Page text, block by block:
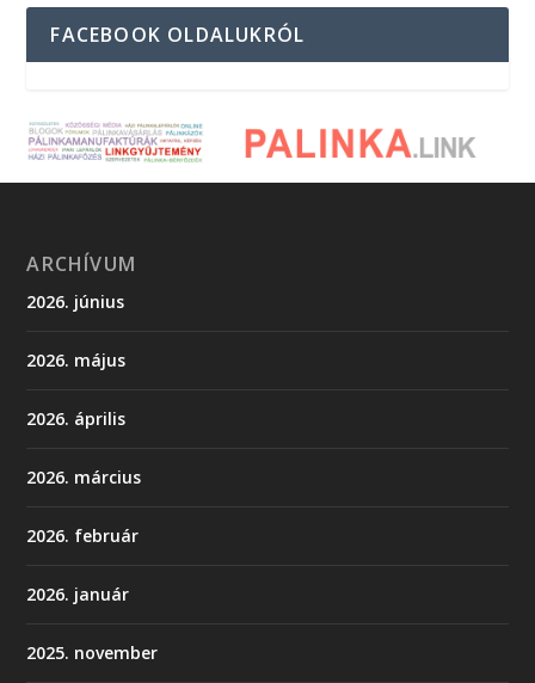
FACEBOOK OLDALUKRÓL
ARCHÍVUM
2026. június
2026. május
2026. április
2026. március
2026. február
2026. január
2025. november